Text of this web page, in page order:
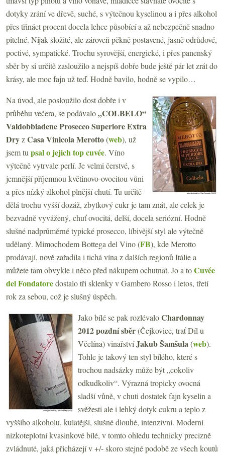
dotyky zrání ve dřevě, suché, s výtečnou kyselinou a i přes alkohol
přes třináct procent docela lehce působící a až nebezpečně snadno
pitelné. Nijak složité, ale zároveň pěkně postavené, jasně odrůdové,
poctivé, sympatické. Trochu syrovější, energické, i přes panenský
sběr by si určitě zasloužilo a nejspíš dobře bude ještě pár let zrát do
krásy, ale moc fajn už teď. Hodně bavilo, hodně se vypilo…
Na úvod, ale posloužilo dost dobře i v
průběhu večera, se podávalo„COLBELO“
Valdobbiadene Prosecco Superiore Extra
DryzCasa Vinicola Merotto(web), už
jsem tu psal o jejich top cuvée. Víno
výtečně vytrvale perlí. Je velmi čerstvé, s
jemnější příjemnou květinovo-ovocitou vůni
a přes nízký alkohol plnější chutí. Tu určitě
dělá trochu vyšší dozáž, zbytkový cukr je tam znát, ale celek je
bezvadně vyvážený, chuť ovocitá, delší, docela seriózní. Hodně
slušné nadprůměrné typické prosecco, líbivější styl ale výtečně
udělaný. Mimochodem Bottega del Vino (FB), kde Merotto
prodávají, nově zařadila i tichá vína z dalších regionů Itálie a
můžete tam obvykle i něco před nákupem ochutnat. Jo a toCuvée
del Fondatoredostalo tři sklenky v Gambero Rosso i letos, třetí
rok za sebou, což je slušný úspěch.
Jako bílé se pak rozlévaloChardonnay
2012 pozdní sběr(Čejkovice, trať Díl u
Včelína) vinařstvíJakub Šamšula(web).
Tohle je takový ten styl bílého, které s
trochou nadsázky může být „cokoliv
odkudkoliv“. Výrazná tropicky ovocná
sladší vůně, v chuti dostatek fajn kyselin a
svěžesti ale i lehký dotyk cukru a teplo z
vyššího alkoholu, kulatější, slušné dlouhé, intenzivní. Moderní
nízkoteplotní kvasinkové bílé, v tomto ohledu technicky precizně
zvládnuté, jaká přicházejí v +/- skoro stejné podobě ze všech koutů